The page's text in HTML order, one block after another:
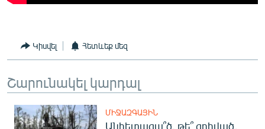
Կիսվել Հետևեք մեզ
Շարունակել կարդալ
ՄԻՋԱԶԳԱՅԻՆ
Անհետացա՞ծ, թե՞ զոհված․